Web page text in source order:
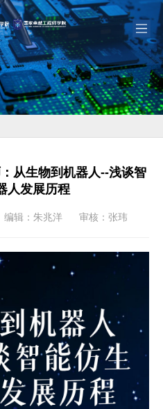
从生物到机器人--浅谈智
人发展历程
编辑：朱兆洋 审核：张玮